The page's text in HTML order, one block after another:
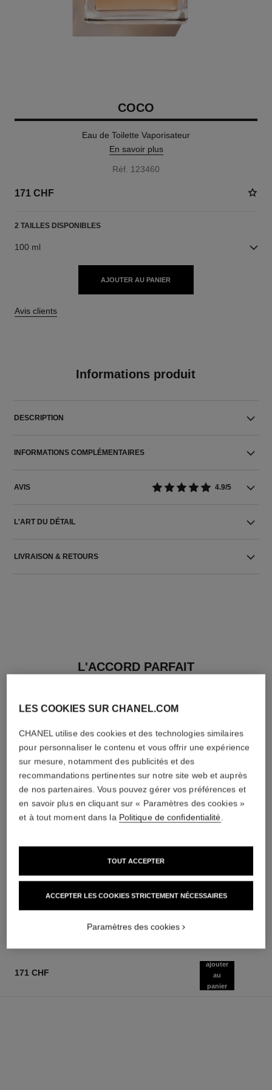
COCO
Eau de Toilette Vaporisateur
En savoir plus
Réf. 123460
171 CHF
2 TAILLES DISPONIBLES
100 ml
AJOUTER AU PANIER
Avis clients
Informations produit
DESCRIPTION
INFORMATIONS COMPLÉMENTAIRES
AVIS 4.9/5
L'ART DU DÉTAIL
LIVRAISON & RETOURS
L'ACCORD PARFAIT
Fard à Joues Poudre
Réf. 168710
9 teintes disponibles
70 chf
AJOUTER AU PANIER
Émulsion Hydratante pour le
Corps
80 chf
AJOUTER AU PANIER
171 CHF
ajouter
au
panier
LES COOKIES SUR CHANEL.COM
CHANEL utilise des cookies et des technologies similaires
pour personnaliser le contenu et vous offrir une expérience
sur mesure, notamment des publicités et des
recommandations pertinentes sur notre site web et auprès
de nos partenaires. Vous pouvez gérer vos préférences et
en savoir plus en cliquant sur « Paramètres des cookies »
et à tout moment dans la Politique de confidentialité.
ACCEPTER LES COOKIES STRICTEMENT NÉCESSAIRES
TOUT ACCEPTER
Paramètres des cookies